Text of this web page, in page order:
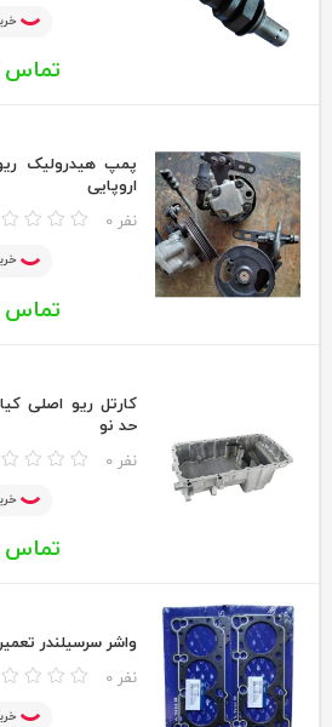
تماس
پمپ هیدرولیک
اروپایی
0 نفر
تماس
کارتل ریو اصلی
حد نو
0 نفر
تماس
واشر سرسیلندر
0 نفر